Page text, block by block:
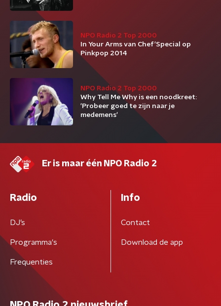
NPO Radio 2 Top 2000
In Your Arms van Chef'Special op
Pinkpop 2014
NPO Radio 2 Top 2000
Why Tell Me Why is een noodkreet:
'Probeer goed te zijn naar je
medemens'
Er is maar één NPO Radio 2
Radio
DJ’s
Programma's
Frequenties
Info
Contact
Download de app